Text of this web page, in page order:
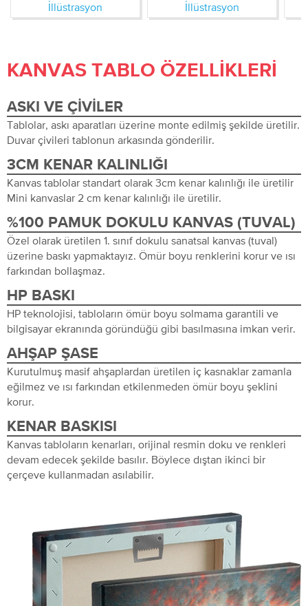
İllüstrasyon
İllüstrasyon
KANVAS TABLO ÖZELLIKLERI
ASKI VE ÇIVILER
Tablolar, askı aparatları üzerine monte edilmiş şekilde üretilir.
Duvar çivileri tablonun arkasında gönderilir.
3CM KENAR KALINLIĞI
Kanvas tablolar standart olarak 3cm kenar kalınlığı ile üretilir
Mini kanvaslar 2 cm kenar kalınlığı ile üretilir.
%100 PAMUK DOKULU KANVAS (TUVAL)
Özel olarak üretilen 1. sınıf dokulu sanatsal kanvas (tuval)
üzerine baskı yapmaktayız. Ömür boyu renklerini korur ve ısı
farkından bollaşmaz.
HP BASKI
HP teknolojisi, tabloların ömür boyu solmama garantili ve
bilgisayar ekranında göründüğü gibi basılmasına imkan verir.
AHŞAP ŞASE
Kurutulmuş masif ahşaplardan üretilen iç kasnaklar zamanla
eğilmez ve ısı farkından etkilenmeden ömür boyu şeklini
korur.
KENAR BASKISI
Kanvas tabloların kenarları, orijinal resmin doku ve renkleri
devam edecek şekilde basılır. Böylece dıştan ikinci bir
çerçeve kullanmadan asılabilir.